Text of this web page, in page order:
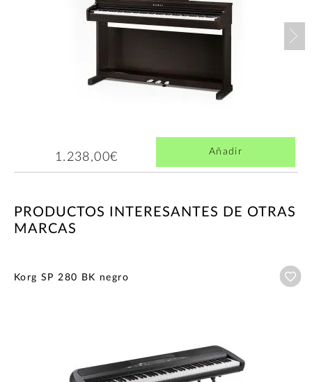
1.238,00€ Añadir
PRODUCTOS INTERESANTES DE OTRAS
MARCAS
Korg SP 280 BK negro